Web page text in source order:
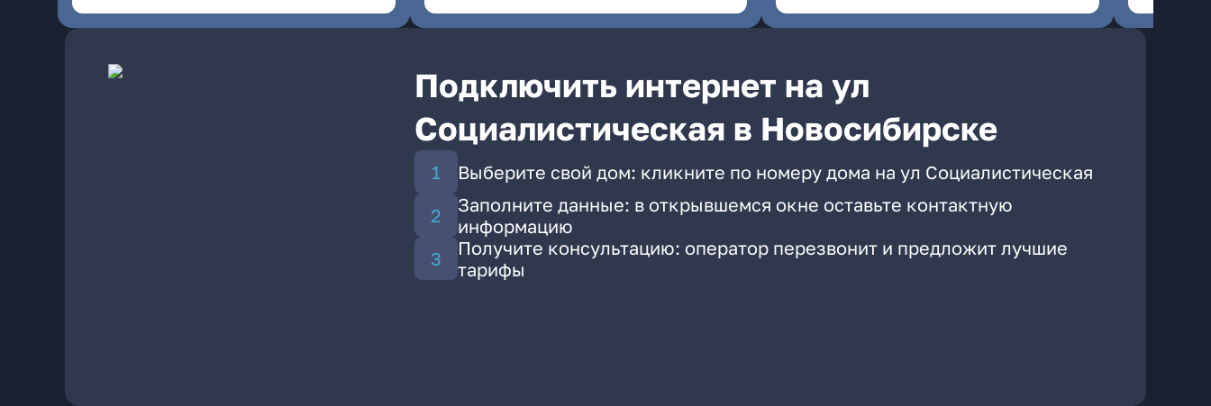
Подключить интернет на ул
Социалистическая в Новосибирске
Выберите свой дом: кликните по номеру дома на ул Социалистическая
Заполните данные: в открывшемся окне оставьте контактную
информацию
Получите консультацию: оператор перезвонит и предложит лучшие
тарифы